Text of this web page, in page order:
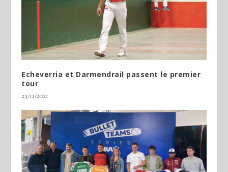
Echeverria et Darmendrail passent le premier
tour
23/11/2021